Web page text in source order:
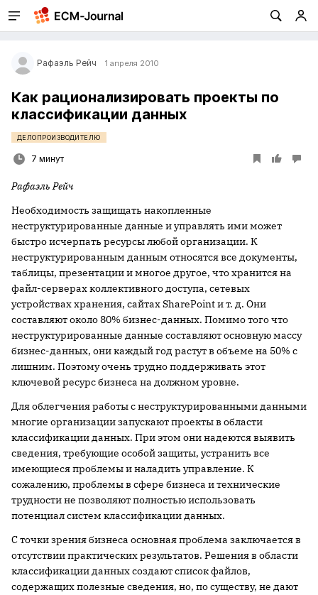
Рафаэль Рейч 1 апреля 2010
Как рационализировать проекты по
классификации данных
ДЕЛОПРОИЗВОДИТЕЛЮ
7 минут
Рафаэль Рейч
Необходимость защищать накопленные
неструктурированные данные и управлять ими может
быстро исчерпать ресурсы любой организации. К
неструктурированным данным относятся все документы,
таблицы, презентации и многое другое, что хранится на
файл-серверах коллективного доступа, сетевых
устройствах хранения, сайтах SharePoint и т. д. Они
составляют около 80% бизнес-данных. Помимо того что
неструктурированные данные составляют основную массу
бизнес-данных, они каждый год растут в объеме на 50% с
лишним. Поэтому очень трудно поддерживать этот
ключевой ресурс бизнеса на должном уровне.
Для облегчения работы с неструктурированными данными
многие организации запускают проекты в области
классификации данных. При этом они надеются выявить
сведения, требующие особой защиты, устранить все
имеющиеся проблемы и наладить управление. К
сожалению, проблемы в сфере бизнеса и технические
трудности не позволяют полностью использовать
потенциал систем классификации данных.
С точки зрения бизнеса основная проблема заключается в
отсутствии практических результатов. Решения в области
классификации данных создают список файлов,
содержащих полезные сведения, но, по существу, не дают